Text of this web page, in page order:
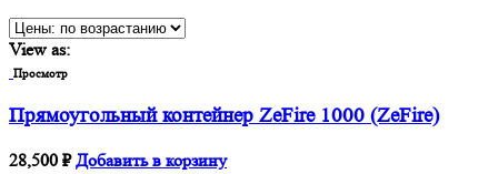
View as:
Просмотр
Прямоугольный контейнер ZeFire 1000 (ZeFire)
28,500 ₽ Добавить в корзину